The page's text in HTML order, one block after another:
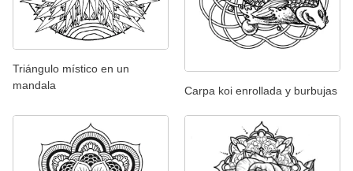
Triángulo místico en un
mandala
Carpa koi enrollada y burbujas